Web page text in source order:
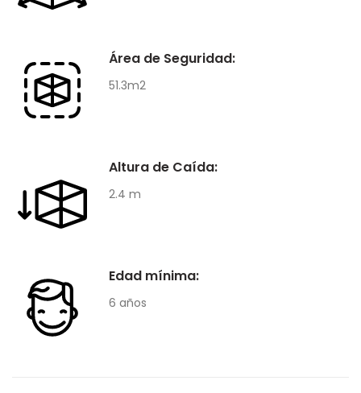
Área de Seguridad:
51.3m2
Altura de Caída:
2.4 m
Edad mínima:
6 años